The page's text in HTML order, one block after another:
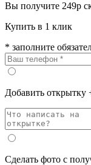
Вы получите 249р
Купить в 1 клик
* заполните
Добавить открытку
Сделать фото с